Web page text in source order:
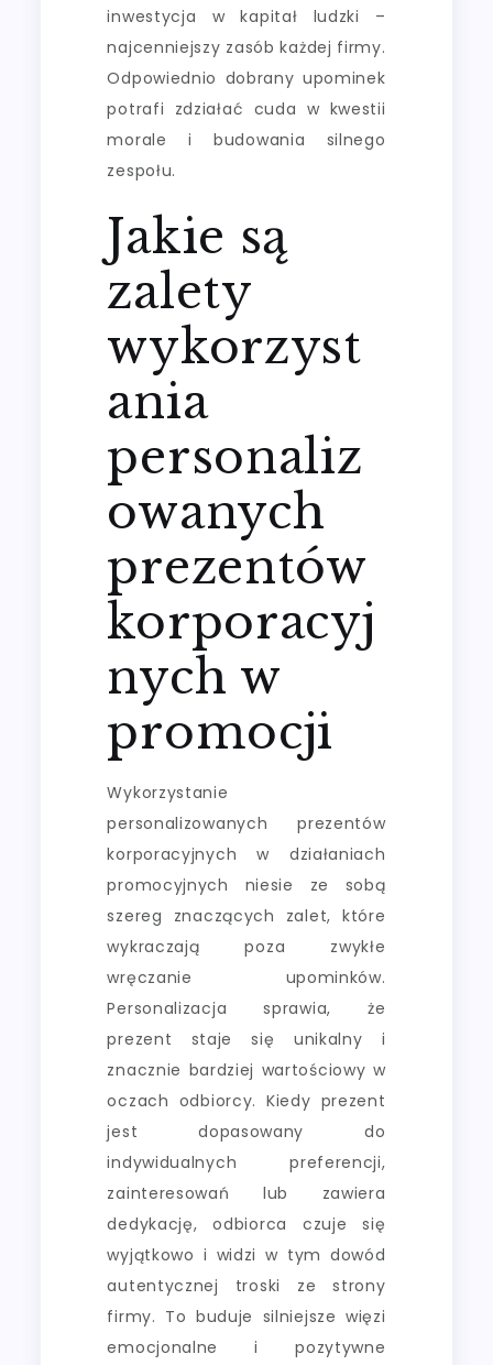
inwestycja w kapitał ludzki –
najcenniejszy zasób każdej firmy.
Odpowiednio dobrany upominek
potrafi zdziałać cuda w kwestii
morale i budowania silnego
zespołu.
Jakie są
zalety
wykorzyst
ania
personaliz
owanych
prezentów
korporacyj
nych w
promocji
Wykorzystanie
personalizowanych prezentów
korporacyjnych w działaniach
promocyjnych niesie ze sobą
szereg znaczących zalet, które
wykraczają poza zwykłe
wręczanie upominków.
Personalizacja sprawia, że
prezent staje się unikalny i
znacznie bardziej wartościowy w
oczach odbiorcy. Kiedy prezent
jest dopasowany do
indywidualnych preferencji,
zainteresowań lub zawiera
dedykację, odbiorca czuje się
wyjątkowo i widzi w tym dowód
autentycznej troski ze strony
firmy. To buduje silniejsze więzi
emocjonalne i pozytywne